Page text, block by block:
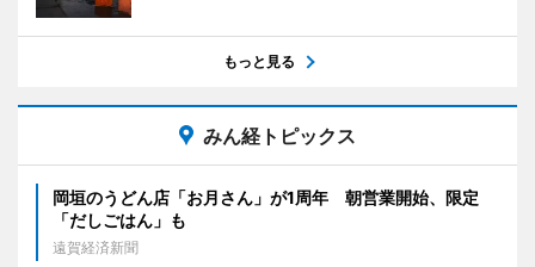
もっと見る
みん経トピックス
岡垣のうどん店「お月さん」が1周年 朝営業開始、限定
「だしごはん」も
遠賀経済新聞